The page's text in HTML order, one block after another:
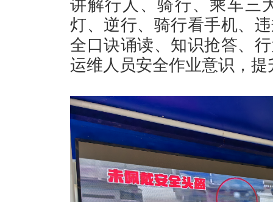
讲解行人、骑行、乘车三
灯、逆行、骑行看手机、
全口诀诵读、知识抢答、
运维人员安全作业意识，